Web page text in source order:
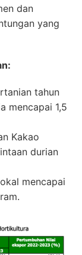
dan
yang
tahun
mencapai 1,5
Kakao
durian
mencapai